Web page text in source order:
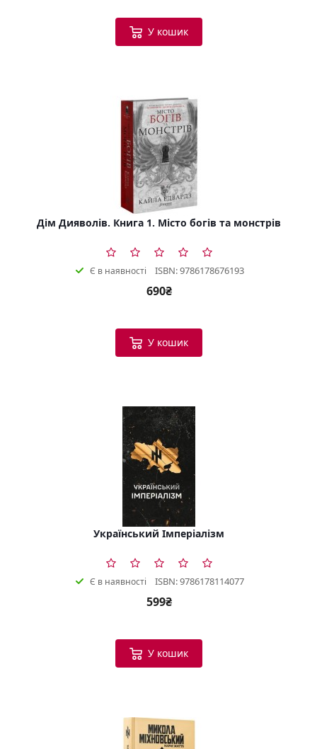
У кошик
Дім Дияволів. Книга 1. Місто богів та монстрів
Є в наявності ISBN: 9786178676193
690₴
У кошик
Український Імперіалізм
Є в наявності ISBN: 9786178114077
599₴
У кошик